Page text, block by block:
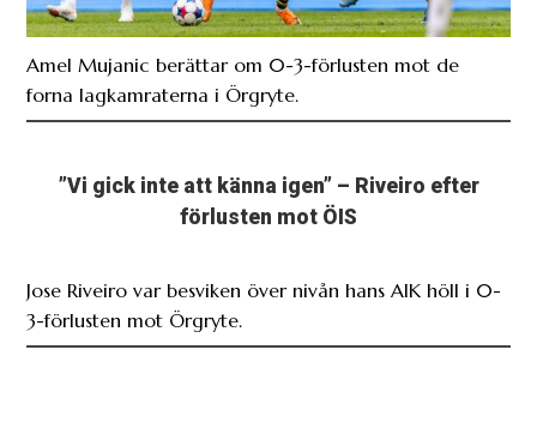
Amel Mujanic berättar om 0-3-förlusten mot de
forna lagkamraterna i Örgryte.
”Vi gick inte att känna igen” – Riveiro efter
förlusten mot ÖIS
Jose Riveiro var besviken över nivån hans AIK höll i 0-
3-förlusten mot Örgryte.